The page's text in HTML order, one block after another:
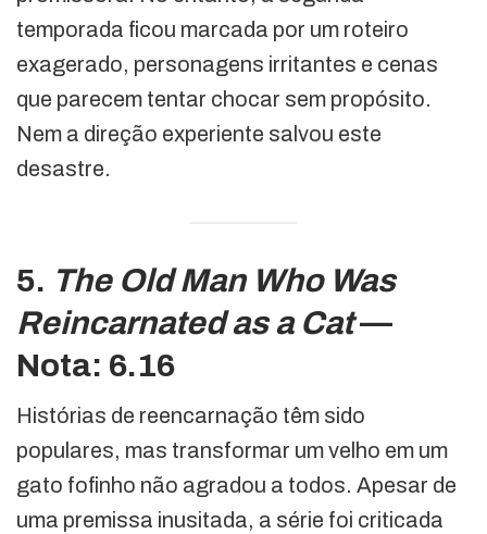
temporada ficou marcada por um roteiro
exagerado, personagens irritantes e cenas
que parecem tentar chocar sem propósito.
Nem a direção experiente salvou este
desastre.
5. The Old Man Who Was
Reincarnated as a Cat—
Nota: 6.16
Histórias de reencarnação têm sido
populares, mas transformar um velho em um
gato fofinho não agradou a todos. Apesar de
uma premissa inusitada, a série foi criticada